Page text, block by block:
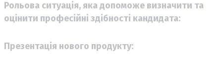
Рольова ситуація, яка допоможе визначити та
оцінити професійні здібності кандидата:
Презентація нового продукту: